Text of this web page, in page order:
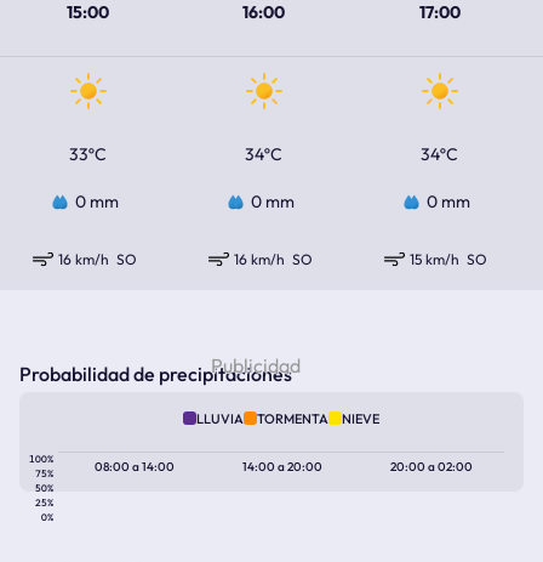
15:00 16:00 17:00
33ºC 34ºC 34ºC
0 mm 0 mm 0 mm
16 km/h SO 16 km/h SO 15 km/h SO
Probabilidad de precipitaciones
LLUVIA TORMENTA NIEVE
100%
75%
50%
25%
0%
08:00a14:00 14:00a20:00 20:00a02:00